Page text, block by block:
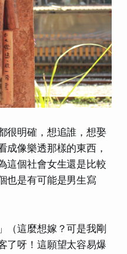
很明確，想追誰，想娶
成像樂透那樣的東西，
這個社會女生還是比較
也是有可能是男生寫
（這麼想嫁？可是我剛
了呀！這願望太容易爆